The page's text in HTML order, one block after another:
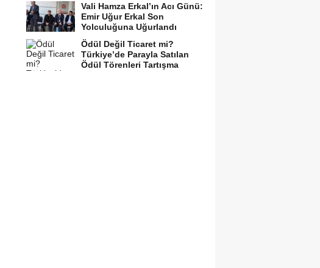
Vali Hamza Erkal’ın Acı Günü:
Emir Uğur Erkal Son
Yolculuğuna Uğurlandı
Ödül Değil Ticaret mi?
Türkiye’de Parayla Satılan
Ödül Törenleri Tartışma